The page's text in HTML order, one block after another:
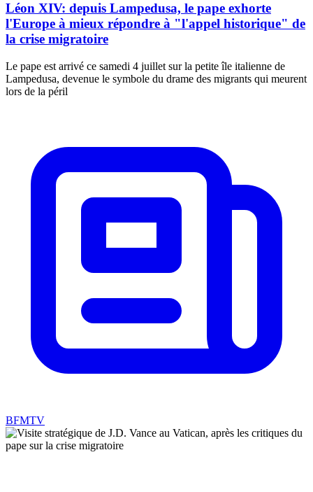
Léon XIV: depuis Lampedusa, le pape exhorte
l'Europe à mieux répondre à "l'appel historique" de
la crise migratoire
Le pape est arrivé ce samedi 4 juillet sur la petite île italienne de
Lampedusa, devenue le symbole du drame des migrants qui meurent
lors de la péril
BFMTV